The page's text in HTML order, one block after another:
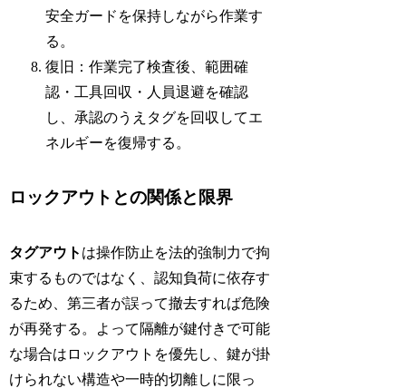
安全ガードを保持しながら作業す
る。
復旧：作業完了検査後、範囲確
認・工具回収・人員退避を確認
し、承認のうえタグを回収してエ
ネルギーを復帰する。
ロックアウトとの関係と限界
タグアウト は操作防止を法的強制力で拘
束するものではなく、認知負荷に依存す
るため、第三者が誤って撤去すれば危険
が再発する。よって隔離が鍵付きで可能
な場合はロックアウトを優先し、鍵が掛
けられない構造や一時的切離しに限っ